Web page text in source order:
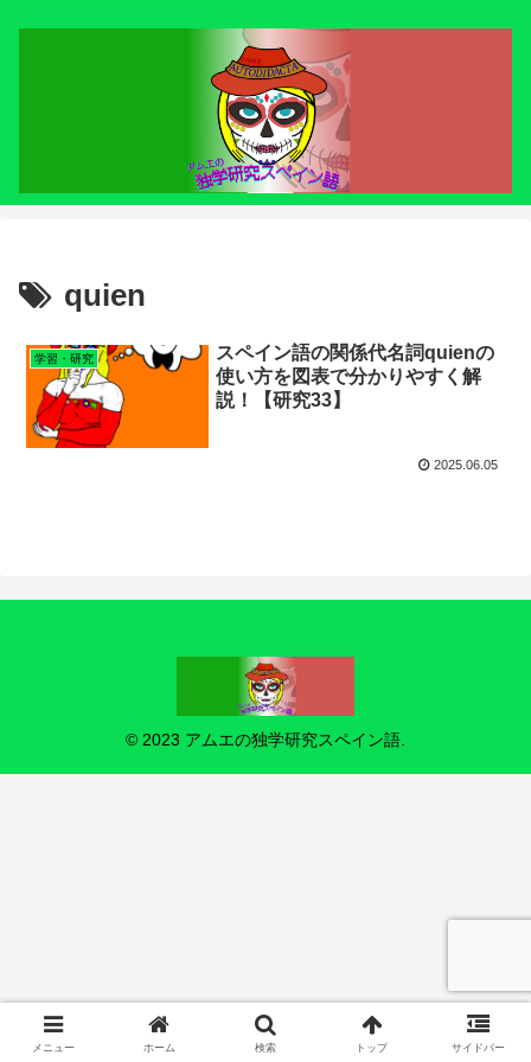
quien
学習・研究
スペイン語の関係代名詞quienの
使い方を図表で分かりやすく解
説！【研究33】
2025.06.05
© 2023 アムエの独学研究スペイン語.
メニュー ホーム 検索 トップ サイドバー